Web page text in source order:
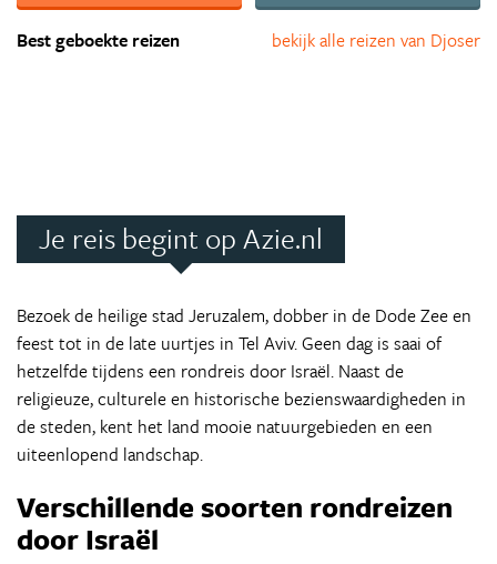
bekijk alle reizen van Djoser
Best geboekte reizen
Je reis begint op Azie.nl
Bezoek de heilige stad Jeruzalem, dobber in de Dode Zee en
feest tot in de late uurtjes in Tel Aviv. Geen dag is saai of
hetzelfde tijdens een rondreis door Israël. Naast de
religieuze, culturele en historische bezienswaardigheden in
de steden, kent het land mooie natuurgebieden en een
uiteenlopend landschap.
Verschillende soorten rondreizen
door Israël